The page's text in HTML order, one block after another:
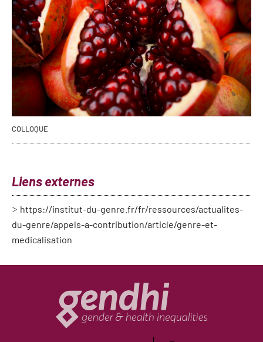
COLLOQUE
Liens externes
https://institut-du-genre.fr/fr/ressources/actualites-
du-genre/appels-a-contribution/article/genre-et-
medicalisation